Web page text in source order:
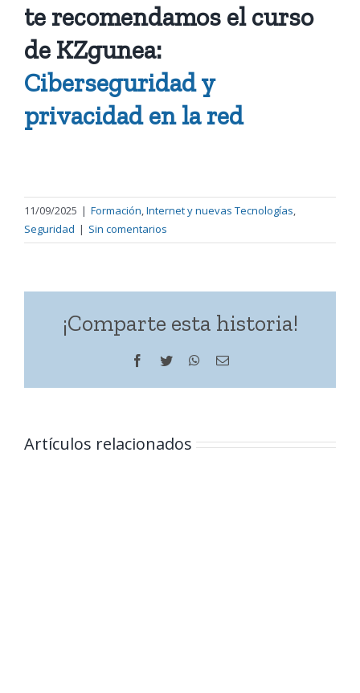
te recomendamos el curso
de KZgunea:
Ciberseguridad y
privacidad en la red
11/09/2025 | Formación,Internet y nuevas Tecnologías,
Seguridad | Sin comentarios
¡Comparte esta historia!
Facebook
Twitter WhatsApp
Correo
Artículos relacionados